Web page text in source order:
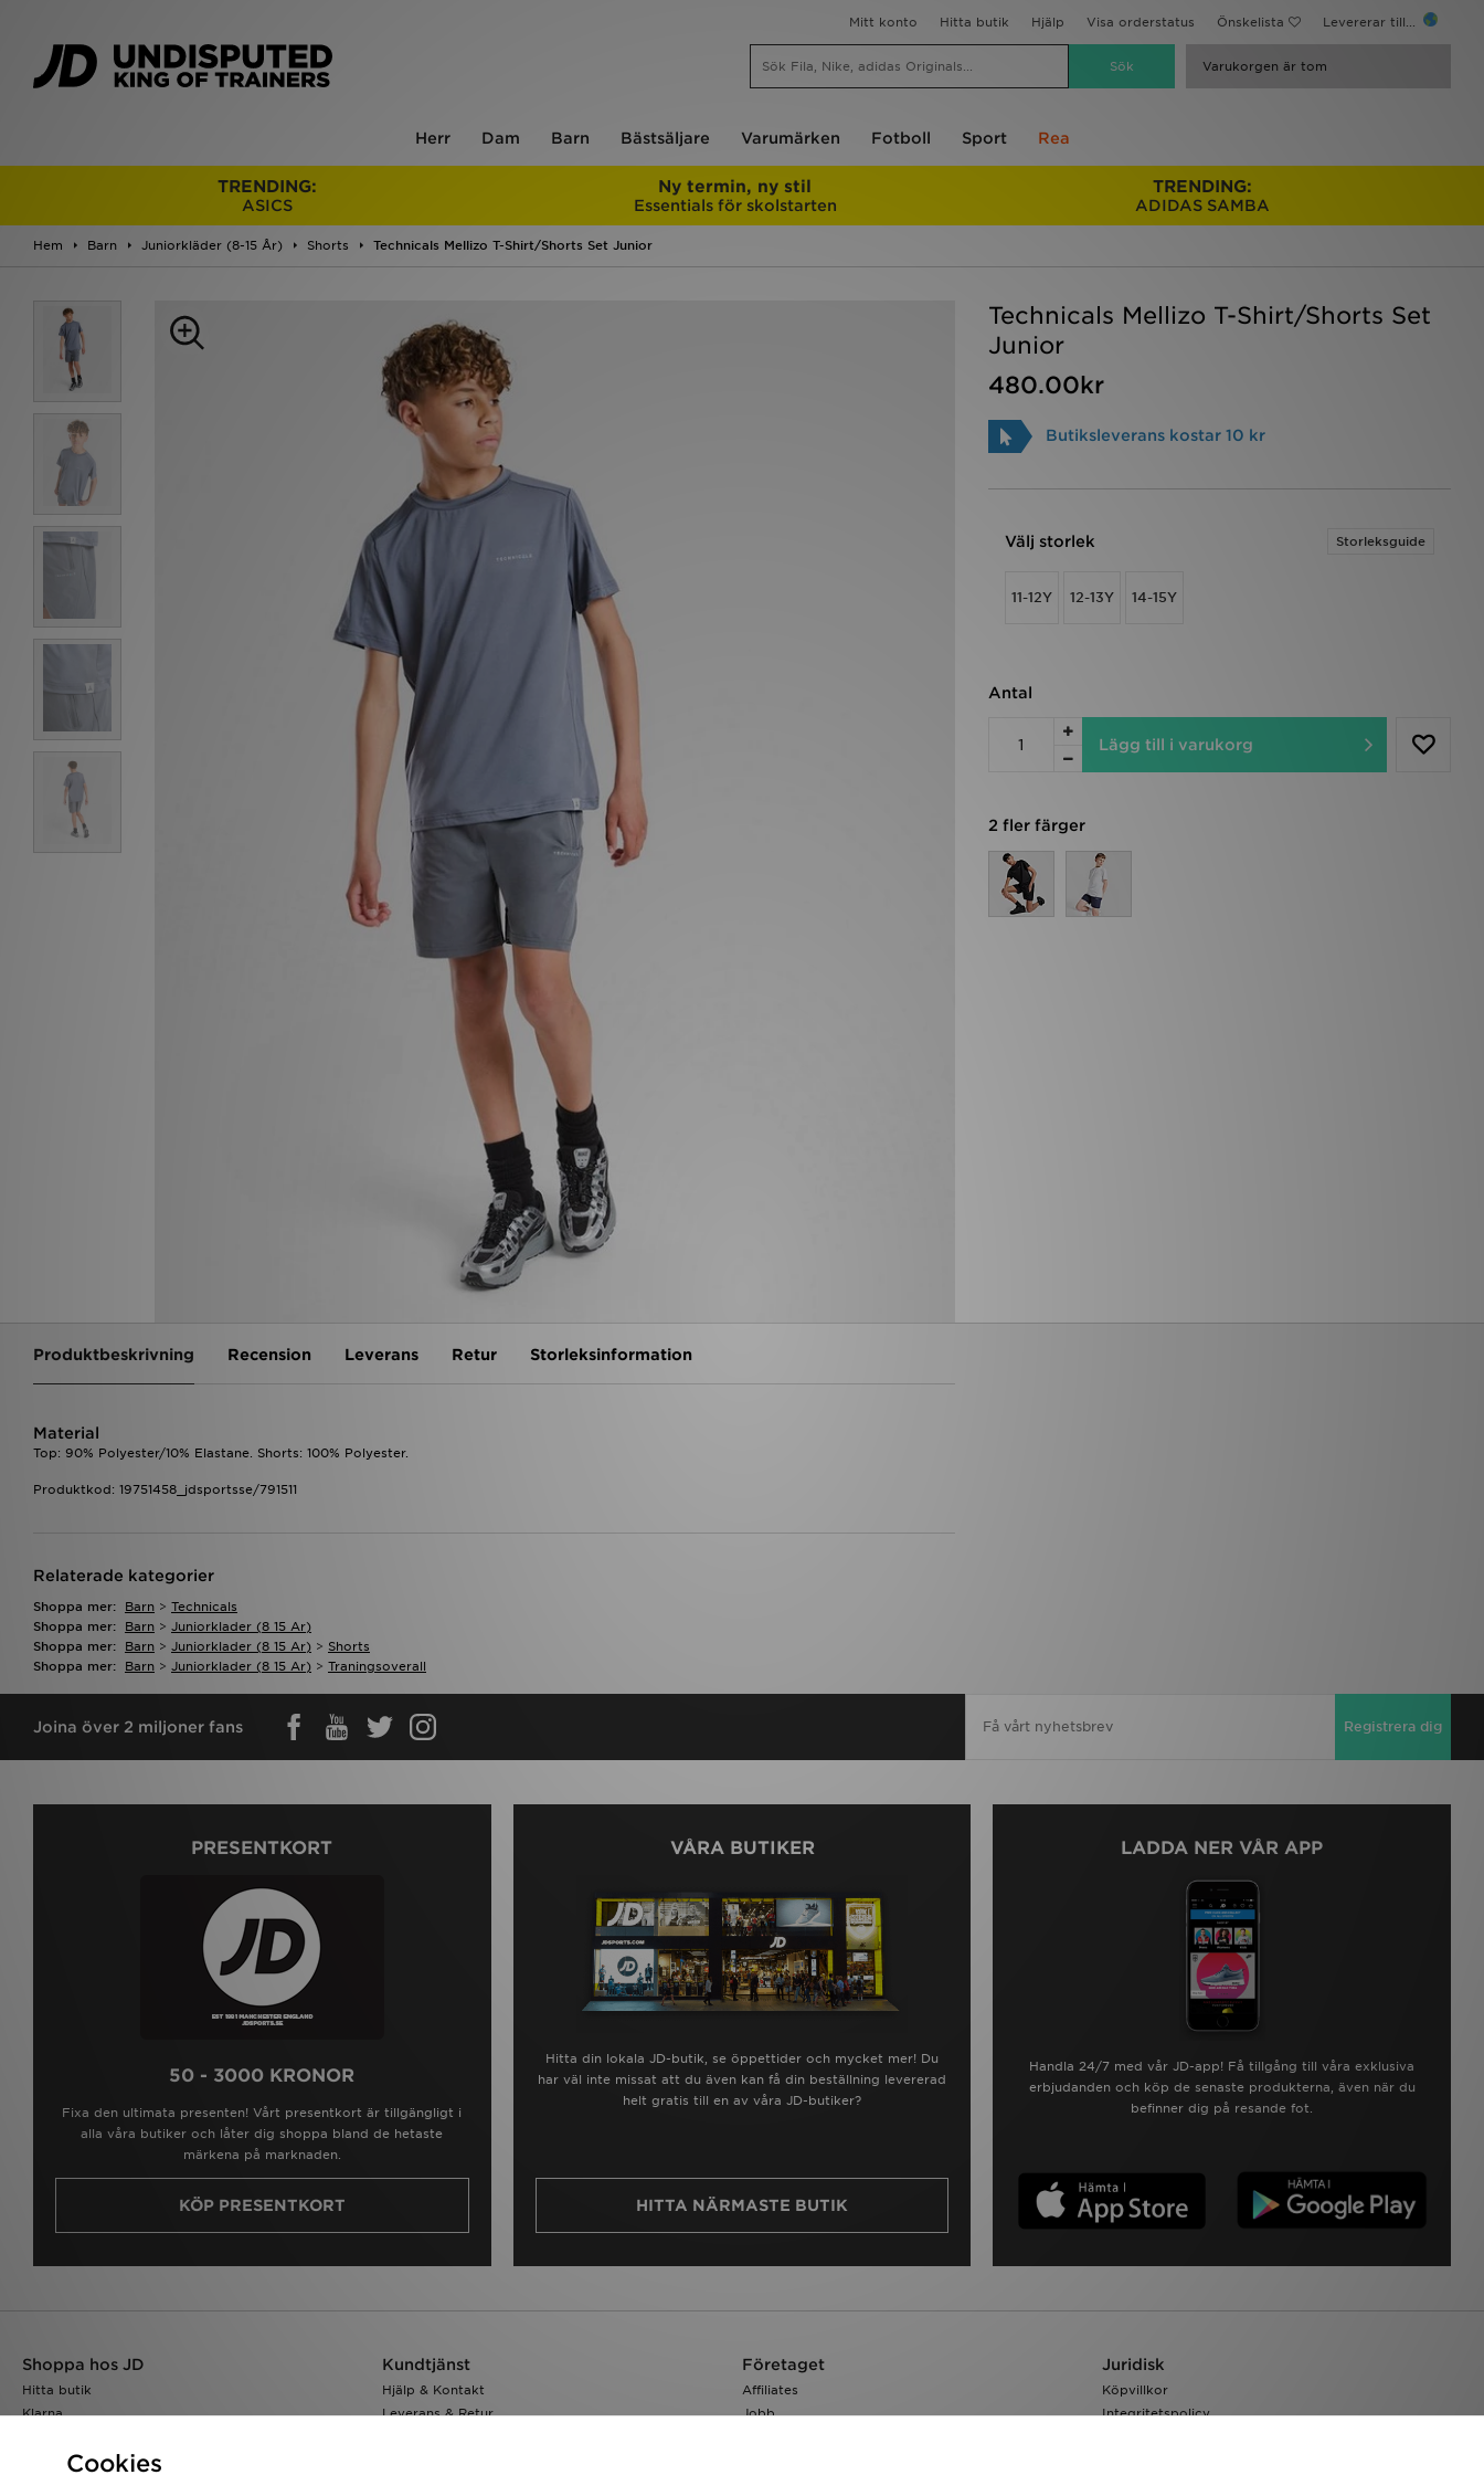
Mitt konto Hitta butik Hjälp Visa orderstatus Önskelista Levererar till...
Varukorgen är tom
Herr Dam Barn Bästsäljare Varumärken Fotboll Sport Rea
TRENDING:
ASICS
Ny termin, ny stil
Essentials för skolstarten
TRENDING:
ADIDAS SAMBA
Hem Barn Juniorkläder (8-15 År) Shorts Technicals Mellizo T-Shirt/Shorts Set Junior
Technicals Mellizo T-Shirt/Shorts Set
Junior
480.00kr
Butiksleverans kostar 10 kr
Välj storlek Storleksguide
11-12Y 12-13Y 14-15Y
Antal
Lägg till i varukorg
2 fler färger
Produktbeskrivning Recension Leverans Retur Storleksinformation
Material
Top: 90% Polyester/10% Elastane. Shorts: 100% Polyester.
Produktkod: 19751458_jdsportsse/791511
Relaterade kategorier
Shoppa mer: Barn > Technicals
Shoppa mer:
Barn > Juniorklader (8 15 Ar)
Shoppa mer:
Barn > Juniorklader (8 15 Ar) > Shorts
Shoppa mer:
Barn > Juniorklader (8 15 Ar) > Traningsoverall
Joina över 2 miljoner fans Registrera dig
PRESENTKORT
50 - 3000 KRONOR
Fixa den ultimata presenten! Vårt presentkort är tillgängligt i
alla våra butiker och låter dig shoppa bland de hetaste
märkena på marknaden.
KÖP PRESENTKORT
VÅRA BUTIKER
Hitta din lokala JD-butik, se öppettider och mycket mer! Du
har väl inte missat att du även kan få din beställning levererad
helt gratis till en av våra JD-butiker?
HITTA NÄRMASTE BUTIK
LADDA NER VÅR APP
Handla 24/7 med vår JD-app! Få tillgång till våra exklusiva
erbjudanden och köp de senaste produkterna, även när du
befinner dig på resande fot.
Shoppa hos JD
Hitta butik
Klarna
Storleksguide
Kundtjänst
Hjälp & Kontakt
Leverans & Retur
Företaget
Affiliates
Jobb
Juridisk
Köpvillkor
Integritetspolicy
Cookies